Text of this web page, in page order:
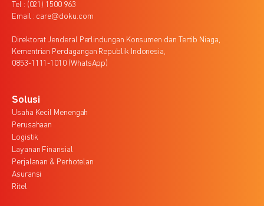
Tel : (021) 1500 963
Email : care@doku.com
Direktorat Jenderal Perlindungan Konsumen dan Tertib Niaga,
Kementrian Perdagangan Republik Indonesia,
0853-1111-1010 (WhatsApp)
Solusi
Usaha Kecil Menengah
Perusahaan
Logistik
Layanan Finansial
Perjalanan & Perhotelan
Asuransi
Ritel